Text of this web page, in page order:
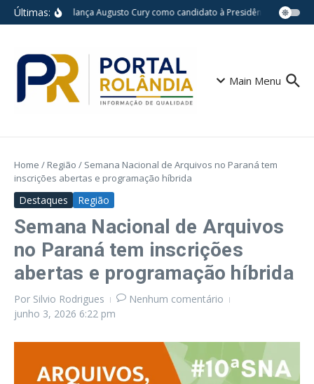
Ir para o conteúdo
Últimas:Avante lança Augusto Cury como candidato à Presidência da
Main Menu
Home / Região / Semana Nacional de Arquivos no Paraná tem
inscrições abertas e programação híbrida
Destaques Região
Semana Nacional de Arquivos
no Paraná tem inscrições
abertas e programação híbrida
Por Silvio Rodrigues
Nenhum comentário
junho 3, 2026 6:22 pm